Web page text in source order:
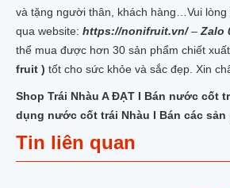
và tặng người thân, khách hàng…Vui lòng
qua website: https://nonifruit.vn/– Zalo
thể mua được hơn 30 sản phẩm chiết
fruit ) tốt cho sức khỏe và sắc đẹp. Xin
Shop Trái Nhàu A ĐẠT I Bán nước cốt
dụng nước cốt trái Nhàu I Bán các sản
Tin liên quan